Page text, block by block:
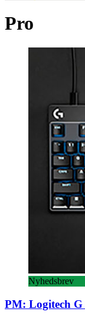
Pro
Nyhedsbrev
PM: Logitech G